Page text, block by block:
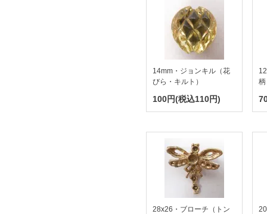
14mm・ジョンキル（花
びら・キルト）
100円(税込110円)
28x26・ブローチ（トン